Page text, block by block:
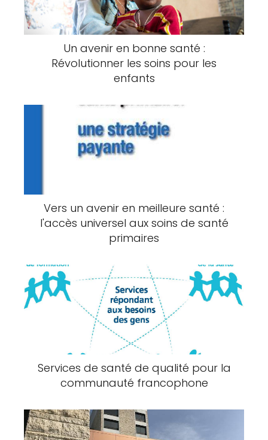
Un avenir en bonne santé :
Révolutionner les soins pour les
enfants
Vers un avenir en meilleure santé :
l'accès universel aux soins de santé
primaires
Services de santé de qualité pour la
communauté francophone